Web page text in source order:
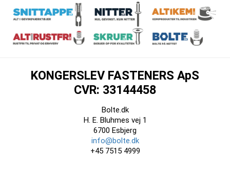
KONGERSLEV FASTENERS ApS
CVR: 33144458
Bolte.dk
H. E. Bluhmes vej 1
6700 Esbjerg
info@bolte.dk
+45 7515 4999